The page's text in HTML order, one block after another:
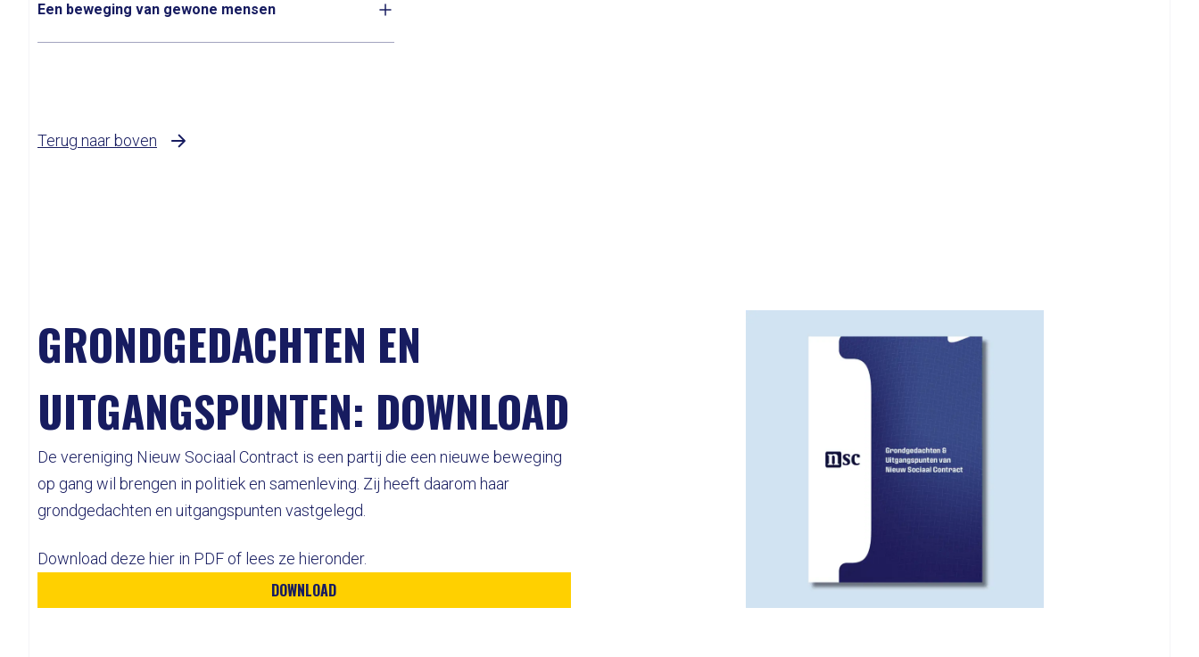
Een beweging van gewone mensen
Terug naar boven
GRONDGEDACHTEN EN
UITGANGSPUNTEN: DOWNLOAD
De vereniging Nieuw Sociaal Contract is een partij die een nieuwe beweging
op gang wil brengen in politiek en samenleving. Zij heeft daarom haar
grondgedachten en uitgangspunten vastgelegd.
Download deze hier in PDF of lees ze hieronder.
DOWNLOAD